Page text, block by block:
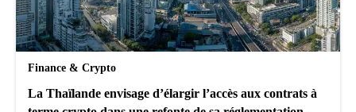
Finance & Crypto
La Thaïlande envisage d’élargir l’accès aux contrats à